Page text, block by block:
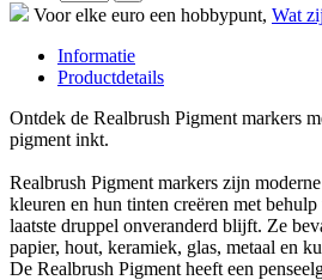
Voor elke euro een hobbypunt, Wat
Informatie
Productdetails
Ontdek de Realbrush Pigment markers
pigment inkt.
Realbrush Pigment markers zijn
kleuren en hun tinten creëren met
laatste druppel onveranderd blijft. Ze
papier, hout, keramiek, glas, metaal en
De Realbrush Pigment heeft een